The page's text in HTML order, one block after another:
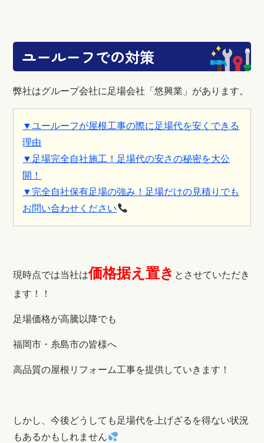
ユールーフでの対策
弊社はグループ会社に足場会社「悠興業」があります。
▼ユールーフが屋根工事の際に足場代を安くできる
理由
▼足場完全自社施工！足場代の安さの秘密を大公
開！
▼完全自社保有足場の強み！足場だけの見積りでも
お問い合わせください
現時点では当社は価格据え置き とさせていただき
ます！！
足場価格が高騰以降でも
福岡市・糸島市の皆様へ
高品質の屋根リフォーム工事を提供していきます！
しかし、今後どうしても足場代を上げざるを得ない状況
もあるかもしれません